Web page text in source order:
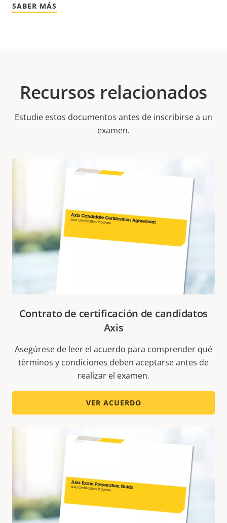
SABER MÁS
Recursos relacionados
Estudie estos documentos antes de inscribirse a un
examen.
Contrato de certificación de candidatos
Axis
Asegúrese de leer el acuerdo para comprender qué
términos y condiciones deben aceptarse antes de
realizar el examen.
VER ACUERDO